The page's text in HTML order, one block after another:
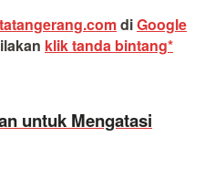
diGoogle
klik tanda bintang*
untuk Mengatasi